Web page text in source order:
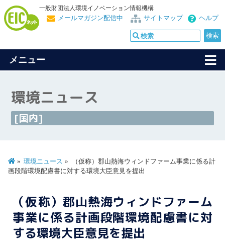
一般財団法人環境イノベーション情報機構
ヘルプ
サイトマップ
メールマガジン配信中
メニュー
環境ニュース
[国内]
環境ニュース
（仮称）郡山熱海ウィンドファーム事業に係る計
画段階環境配慮書に対する環境大臣意見を提出
（仮称）郡山熱海ウィンドファーム
事業に係る計画段階環境配慮書に対
する環境大臣意見を提出